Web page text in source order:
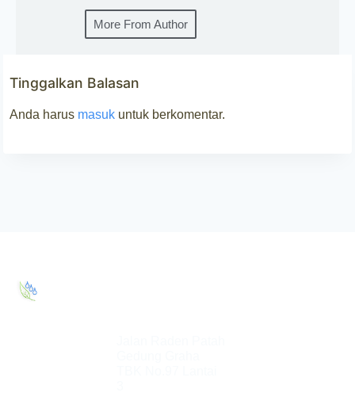
More From Author
Tinggalkan Balasan
Anda harus masuk untuk berkomentar.